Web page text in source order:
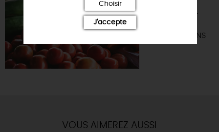
45000 - ORLEANS
VOUS AIMEREZ AUSSI
Choisir
J'accepte